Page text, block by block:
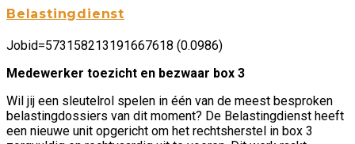
Belastingdienst
Jobid=573158213191667618 (0.0986)
Medewerker toezicht en bezwaar box 3
Wil jij een sleutelrol spelen in één van de meest besproken
belastingdossiers van dit moment? De Belastingdienst heeft
een nieuwe unit opgericht om het rechtsherstel in box 3